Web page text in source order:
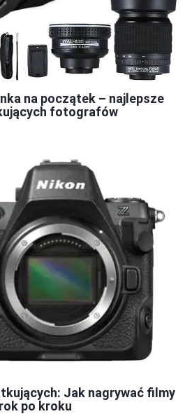
na początek – najlepsze
fotografów
Jak nagrywać filmy
po kroku